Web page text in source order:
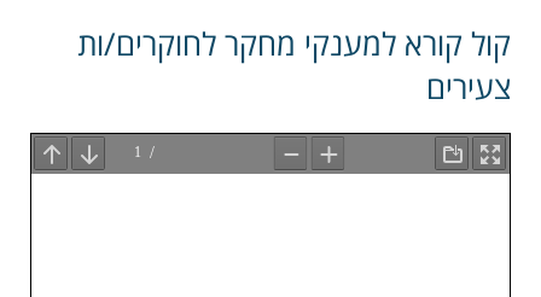
קול קורא למענקי מחקר לחוקרים/ות
צעירים